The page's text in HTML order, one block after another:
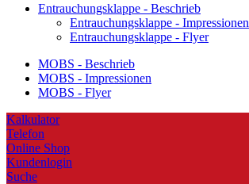
Entrauchungsklappe - Beschrieb
Entrauchungsklappe - Impressionen
Entrauchungsklappe - Flyer
MOBS - Beschrieb
MOBS - Impressionen
MOBS - Flyer
Kalkulator
Telefon
Online Shop
Kundenlogin
Suche